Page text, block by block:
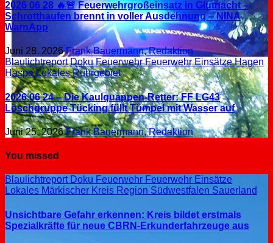
2026 06 28 🔥🚨 Feuerwehrgroßeinsatz in Glutnacht –
Schrotthaufen brennt in voller Ausdehnung – NINA
WarnApp
Juni 28, 2026Frank Bauermann, Redaktion
BlaulichtreportDokuFeuerwehrFeuerwehr EinsätzeHagen
HaspeLokalesRuhrgebiet
2026 06 24 – Die Kaulquappen-Retter: FF LG43
Löschgruppe Tücking füllt Tümpel mit Wasser auf
Juni 25, 2026Frank Bauermann, Redaktion
You missed
Blaulichtreport Doku Feuerwehr Feuerwehr Einsätze
Lokales Märkischer Kreis Region Südwestfalen Sauerland
Unsichtbare Gefahr erkennen: Kreis bildet erstmals
Spezialkräfte für neue CBRN-Erkunderfahrzeuge aus